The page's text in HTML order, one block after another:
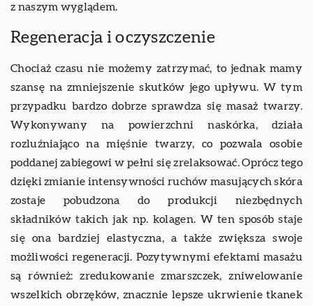
z naszym wyglądem.
Regeneracja i oczyszczenie
Chociaż czasu nie możemy zatrzymać, to jednak mamy
szansę na zmniejszenie skutków jego upływu. W tym
przypadku bardzo dobrze sprawdza się masaż twarzy.
Wykonywany na powierzchni naskórka, działa
rozluźniająco na mięśnie twarzy, co pozwala osobie
poddanej zabiegowi w pełni się zrelaksować. Oprócz tego
dzięki zmianie intensywności ruchów masujących skóra
zostaje pobudzona do produkcji niezbędnych
składników takich jak np. kolagen. W ten sposób staje
się ona bardziej elastyczna, a także zwiększa swoje
możliwości regeneracji. Pozytywnymi efektami masażu
są również: zredukowanie zmarszczek, zniwelowanie
wszelkich obrzęków, znacznie lepsze ukrwienie tkanek